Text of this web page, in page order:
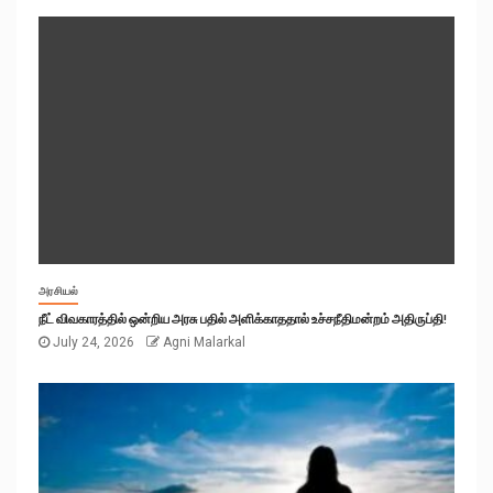
அரசியல்
நீட் விவகாரத்தில் ஒன்றிய அரசு பதில் அளிக்காததால் உச்சநீதிமன்றம் அதிருப்தி!
July 24, 2026
Agni Malarkal